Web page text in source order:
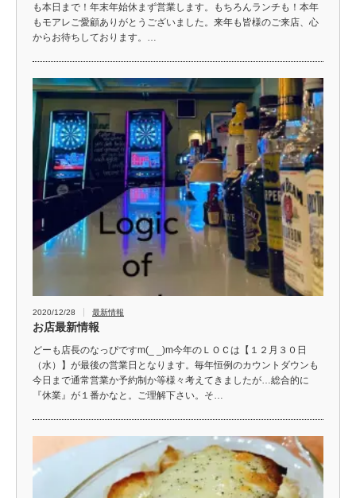
も本日まで！年末年始休まず営業します。もちろんランチも！本年
もモアレご愛顧ありがとうございました。来年も皆様のご来店、心
からお待ちしております。…
2020/12/28 最新情報
お店最新情報
どーも店長のなっぴですm(_ _)m今年のＬＯＣは【１２月３０日
（水）】が最後の営業日となります。毎年恒例のカウントダウンも
今日まで通常営業か予約制か等様々考えてきましたが…総合的に
『休業』が１番かなと。ご理解下さい。そ…